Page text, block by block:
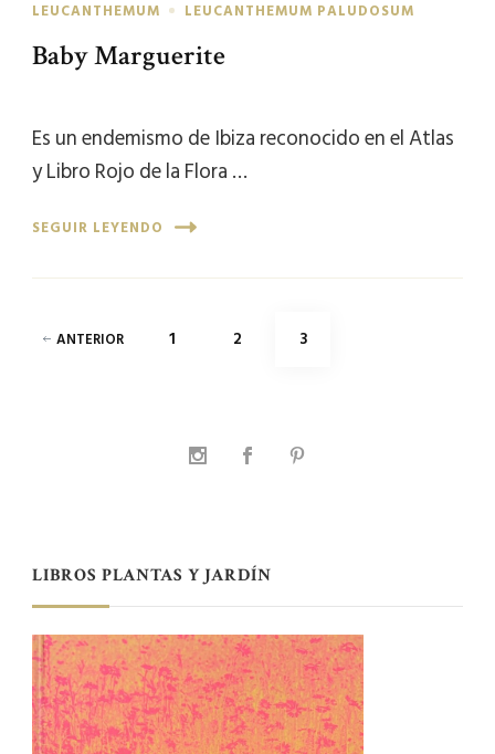
LEUCANTHEMUM LEUCANTHEMUM PALUDOSUM
Baby Marguerite
Es un endemismo de Ibiza reconocido en el Atlas
y Libro Rojo de la Flora …
SEGUIR LEYENDO
Paginación
ANTERIOR PÁGINA
1 PÁGINA
2 PÁGINA
3
LIBROS PLANTAS Y JARDÍN